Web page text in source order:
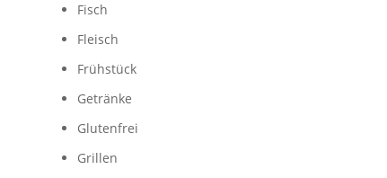
Fisch
Fleisch
Frühstück
Getränke
Glutenfrei
Grillen